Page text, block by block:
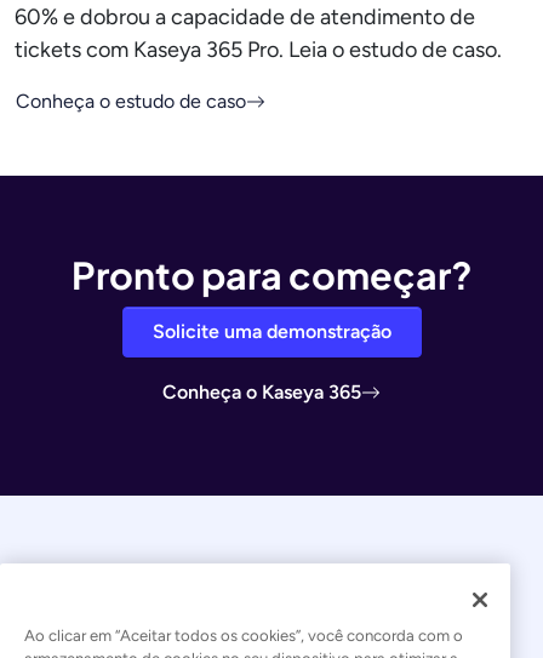
60% e dobrou a capacidade de atendimento de
tickets com Kaseya 365 Pro. Leia o estudo de caso.
Conheça o estudo de caso
Pronto para começar?
Solicite uma demonstração
Conheça o Kaseya 365
Ao clicar em “Aceitar todos os cookies”, você concorda com o